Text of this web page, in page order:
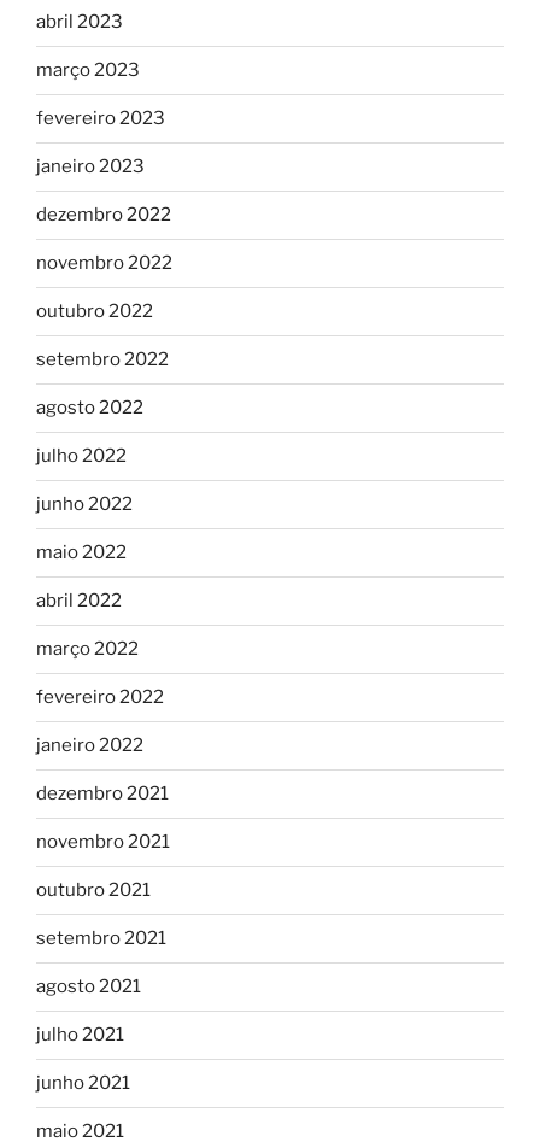
abril 2023
março 2023
fevereiro 2023
janeiro 2023
dezembro 2022
novembro 2022
outubro 2022
setembro 2022
agosto 2022
julho 2022
junho 2022
maio 2022
abril 2022
março 2022
fevereiro 2022
janeiro 2022
dezembro 2021
novembro 2021
outubro 2021
setembro 2021
agosto 2021
julho 2021
junho 2021
maio 2021